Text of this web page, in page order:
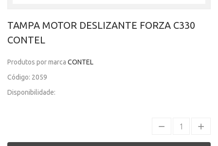
TAMPA MOTOR DESLIZANTE FORZA C330
CONTEL
Produtos por marca CONTEL
Código: 2059
Disponibilidade: